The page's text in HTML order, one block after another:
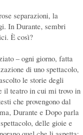
separazioni, la
In Durante, sembri
È così?
– ogni giorno, fatta
di uno spettacolo,
le storie degli
il teatro in cui mi trovo in
che provengono dal
Durante e Dopo parla
delle gioie e